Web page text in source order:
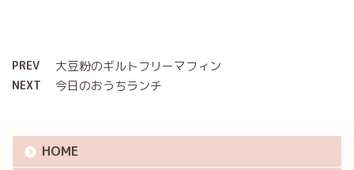
PREV 大豆粉のギルトフリーマフィン
NEXT 今日のおうちランチ
HOME